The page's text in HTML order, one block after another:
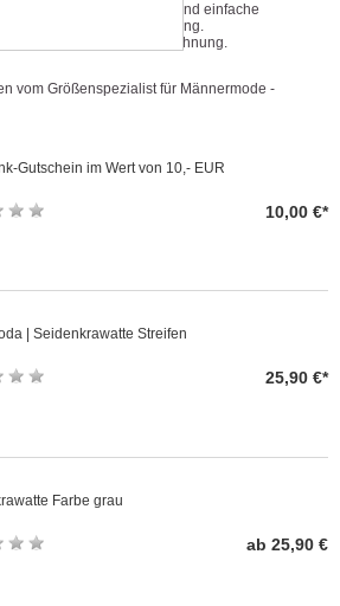
Kostenlose und einfache
Retoursendung.
Kauf auf Rechnung.
vom Größenspezialist für Männermode -
Gutschein im Wert von 10,- EUR
10,00 €*
| Seidenkrawatte Streifen
25,90 €*
Farbe grau
ab 25,90 €